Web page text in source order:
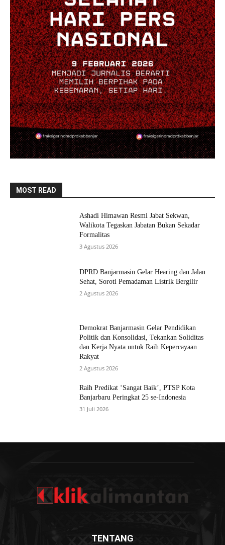
MOST READ
Ashadi Himawan Resmi Jabat Sekwan,
Walikota Tegaskan Jabatan Bukan Sekadar
Formalitas
3 Agustus 2026
DPRD Banjarmasin Gelar Hearing dan Jalan
Sehat, Soroti Pemadaman Listrik Bergilir
2 Agustus 2026
Demokrat Banjarmasin Gelar Pendidikan
Politik dan Konsolidasi, Tekankan Soliditas
dan Kerja Nyata untuk Raih Kepercayaan
Rakyat
2 Agustus 2026
Raih Predikat ‘Sangat Baik’, PTSP Kota
Banjarbaru Peringkat 25 se-Indonesia
31 Juli 2026
TENTANG